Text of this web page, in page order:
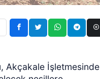
Akçakale İşletmesinde